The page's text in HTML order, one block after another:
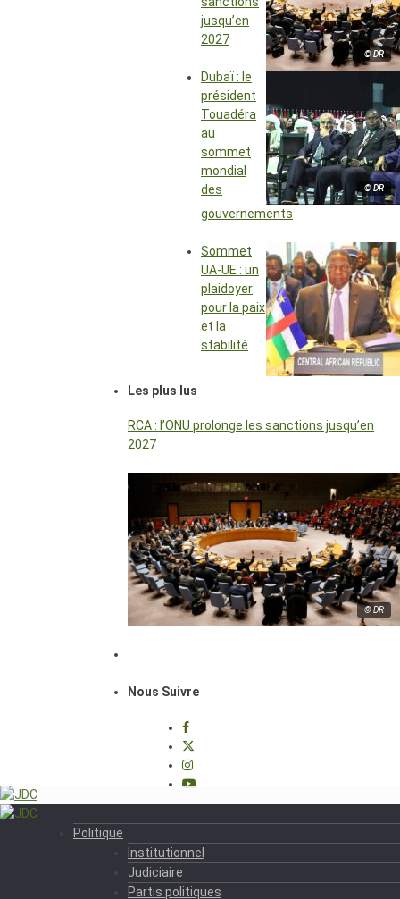
© DR
jusqu’en
2027
© DR
Dubaï : le
président
Touadéra
au
sommet
mondial
des
gouvernements
Sommet
UA-UE : un
plaidoyer
pour la paix
et la
stabilité
Les plus lus
RCA : l’ONU prolonge les sanctions jusqu’en
2027
© DR
Nous Suivre
Politique
Institutionnel
Judiciaire
Partis politiques